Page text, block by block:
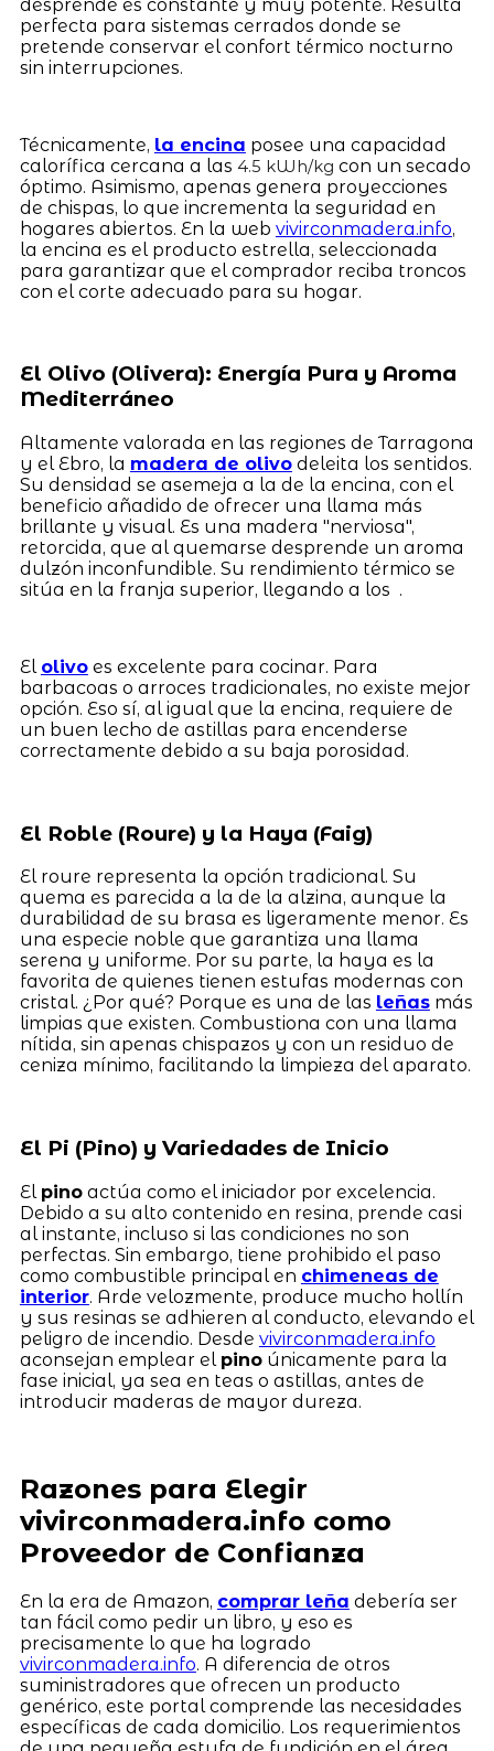
desprende es constante y muy potente. Resulta
perfecta para sistemas cerrados donde se
pretende conservar el confort térmico nocturno
sin interrupciones.
Técnicamente, la encina posee una capacidad
calorífica cercana a las 4.5 kWh/kg con un secado
óptimo. Asimismo, apenas genera proyecciones
de chispas, lo que incrementa la seguridad en
hogares abiertos. En la web vivirconmadera.info,
la encina es el producto estrella, seleccionada
para garantizar que el comprador reciba troncos
con el corte adecuado para su hogar.
El Olivo (Olivera): Energía Pura y Aroma
Mediterráneo
Altamente valorada en las regiones de Tarragona
y el Ebro, la madera de olivodeleita los sentidos.
Su densidad se asemeja a la de la encina, con el
beneficio añadido de ofrecer una llama más
brillante y visual. Es una madera "nerviosa",
retorcida, que al quemarse desprende un aroma
dulzón inconfundible. Su rendimiento térmico se
sitúa en la franja superior, llegando a los .
El olivoes excelente para cocinar. Para
barbacoas o arroces tradicionales, no existe mejor
opción. Eso sí, al igual que la encina, requiere de
un buen lecho de astillas para encenderse
correctamente debido a su baja porosidad.
El Roble (Roure) y la Haya (Faig)
El roure representa la opción tradicional. Su
quema es parecida a la de la alzina, aunque la
durabilidad de su brasa es ligeramente menor. Es
una especie noble que garantiza una llama
serena y uniforme. Por su parte, la haya es la
favorita de quienes tienen estufas modernas con
cristal. ¿Por qué? Porque es una de las leñasmás
limpias que existen. Combustiona con una llama
nítida, sin apenas chispazos y con un residuo de
ceniza mínimo, facilitando la limpieza del aparato.
El Pi (Pino) y Variedades de Inicio
El pinoactúa como el iniciador por excelencia.
Debido a su alto contenido en resina, prende casi
al instante, incluso si las condiciones no son
perfectas. Sin embargo, tiene prohibido el paso
como combustible principal en chimeneas de
interior. Arde velozmente, produce mucho hollín
y sus resinas se adhieren al conducto, elevando el
peligro de incendio. Desde vivirconmadera.info
aconsejan emplear el pinoúnicamente para la
fase inicial, ya sea en teas o astillas, antes de
introducir maderas de mayor dureza.
Razones para Elegir
vivirconmadera.info como
Proveedor de Confianza
En la era de Amazon, comprar leña debería ser
tan fácil como pedir un libro, y eso es
precisamente lo que ha logrado
vivirconmadera.info. A diferencia de otros
suministradores que ofrecen un producto
genérico, este portal comprende las necesidades
específicas de cada domicilio. Los requerimientos